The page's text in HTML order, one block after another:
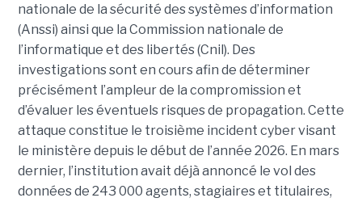
nationale de la sécurité des systèmes d’information
(Anssi) ainsi que la Commission nationale de
l’informatique et des libertés (Cnil). Des
investigations sont en cours afin de déterminer
précisément l’ampleur de la compromission et
d’évaluer les éventuels risques de propagation. Cette
attaque constitue le troisième incident cyber visant
le ministère depuis le début de l’année 2026. En mars
dernier, l’institution avait déjà annoncé le vol des
données de 243 000 agents, stagiaires et titulaires,